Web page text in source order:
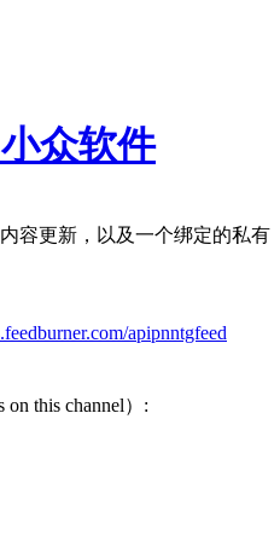
众软件
容更新，以及一个绑定的私有
apipnntgfeed
this channel）: